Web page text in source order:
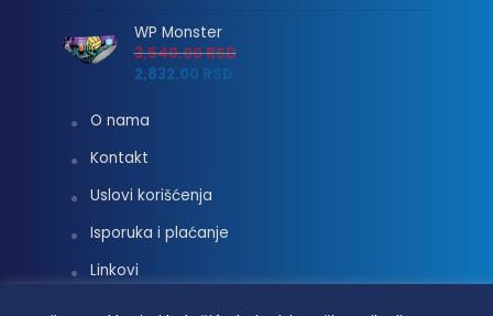
WP Monster
3,540.00RSD
2,832.00 RSD
O nama
Kontakt
Uslovi korišćenja
Isporuka i plaćanje
Linkovi